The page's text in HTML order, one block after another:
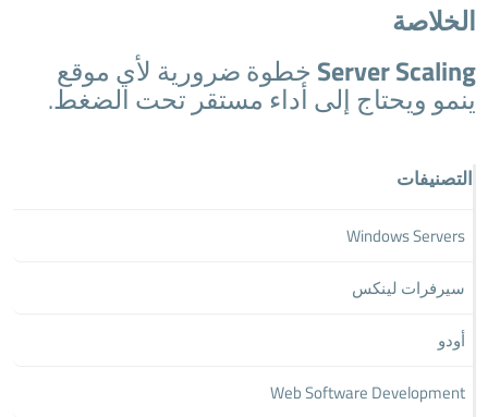
الخلاصة
Server Scaling خطوة ضرورية لأي موقع
ينمو ويحتاج إلى أداء مستقر تحت الضغط.
التصنيفات
Windows Servers
سيرفرات لينكس
أودو
Web Software Development